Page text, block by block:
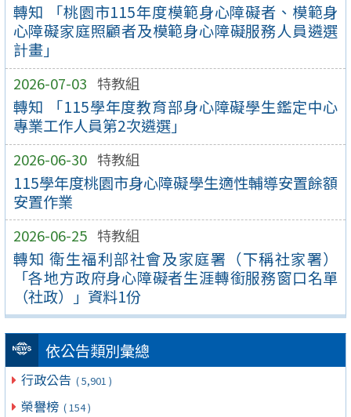
轉知 「桃園市115年度模範身心障礙者、模範身
心障礙家庭照顧者及模範身心障礙服務人員遴選
計畫」
2026-07-03 特教組
轉知 「115學年度教育部身心障礙學生鑑定中心
專業工作人員第2次遴選」
2026-06-30 特教組
115學年度桃園市身心障礙學生適性輔導安置餘額
安置作業
2026-06-25 特教組
轉知 衛生福利部社會及家庭署（下稱社家署）
「各地方政府身心障礙者生涯轉銜服務窗口名單
（社政）」資料1份
依公告類別彙總
行政公告 ( 5,901 )
榮譽榜 ( 154 )